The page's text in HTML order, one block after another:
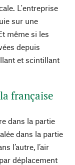
L'entreprise
sur une
même si les
depuis
et scintillant
française
dans la partie
dans la partie
l’autre, l’air
déplacement